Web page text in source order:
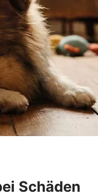
Schäden